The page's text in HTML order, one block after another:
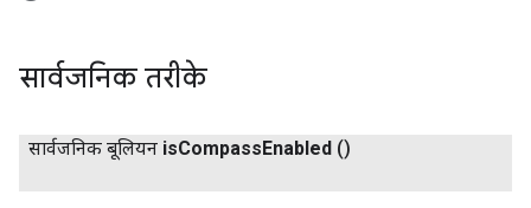
सार्वजनिक तरीके
सार्वजनिक बूलियन isCompassEnabled ()